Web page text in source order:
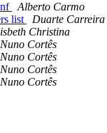
Alberto Carmo
list
Duarte Carreira
Christina
Nuno Cortês
Nuno Cortês
Nuno Cortês
Nuno Cortês